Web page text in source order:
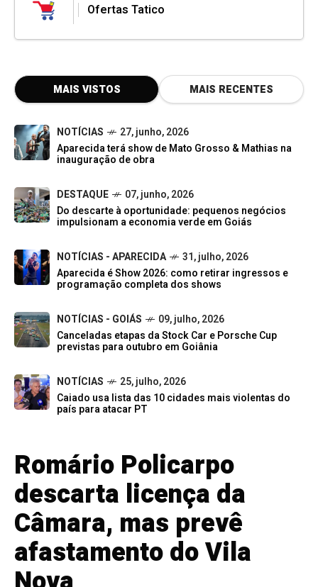
Ofertas Tatico
MAIS VISTOS MAIS RECENTES
NOTÍCIAS
27, junho, 2026
Aparecida terá show de Mato Grosso & Mathias na
inauguração de obra
DESTAQUE
07, junho, 2026
Do descarte à oportunidade: pequenos negócios
impulsionam a economia verde em Goiás
NOTÍCIAS - APARECIDA
31, julho, 2026
Aparecida é Show 2026: como retirar ingressos e
programação completa dos shows
NOTÍCIAS - GOIÁS
09, julho, 2026
Canceladas etapas da Stock Car e Porsche Cup
previstas para outubro em Goiânia
NOTÍCIAS
25, julho, 2026
Caiado usa lista das 10 cidades mais violentas do
país para atacar PT
Romário Policarpo
descarta licença da
Câmara, mas prevê
afastamento do Vila